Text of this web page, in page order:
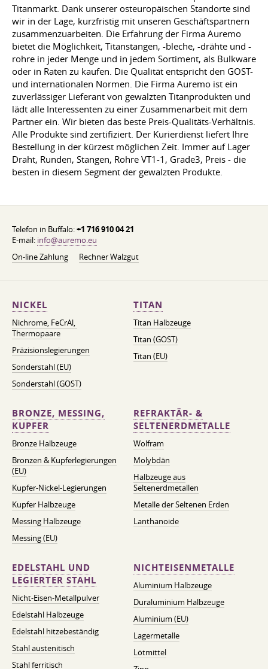
Titanmarkt. Dank unserer osteuropäischen Standorte sind
wir in der Lage, kurzfristig mit unseren Geschäftspartnern
zusammenzuarbeiten. Die Erfahrung der Firma Auremo
bietet die Möglichkeit, Titanstangen, -bleche, -drähte und -
rohre in jeder Menge und in jedem Sortiment, als Bulkware
oder in Raten zu kaufen. Die Qualität entspricht den GOST-
und internationalen Normen. Die Firma Auremo ist ein
zuverlässiger Lieferant von gewalzten Titanprodukten und
lädt alle Interessenten zu einer Zusammenarbeit mit dem
Partner ein. Wir bieten das beste Preis-Qualitäts-Verhältnis.
Alle Produkte sind zertifiziert. Der Kurierdienst liefert Ihre
Bestellung in der kürzest möglichen Zeit. Immer auf Lager
Draht, Runden, Stangen, Rohre VT1-1, Grade3, Preis - die
besten in diesem Segment der gewalzten Produkte.
Telefon in Buffalo:+1 716 910 04 21
E-mail: info@auremo.eu
On-line Zahlung
Rechner Walzgut
NICKEL
Nichrome, FeСrAl, ​​
Thermopaare
Präzisionslegierungen
Sonderstahl (EU)
Sonderstahl (GOST)
TITAN
Titan Halbzeuge
Titan (GOST)
Titan (EU)
BRONZE, MESSING,
KUPFER
Bronze Halbzeuge
Bronzen & Kupferlegierungen
(EU)
Kupfer-Nickel-Legierungen
Kupfer Halbzeuge
Messing Halbzeuge
Messing (EU)
REFRAKTÄR- &
SELTENERDMETALLE
Wolfram
Molybdän
Halbzeuge aus
Seltenerdmetallen
Metalle der Seltenen Erden
Lanthanoide
EDELSTAHL UND
LEGIERTER STAHL
Nicht-Eisen-Metallpulver
Edelstahl Halbzeuge
Edelstahl hitzebeständig
Stahl austenitisch
Stahl ferritisch
NICHTEISENMETALLE
Aluminium Halbzeuge
Duraluminium Halbzeuge
Aluminium (EU)
Lagermetalle
Lötmittel